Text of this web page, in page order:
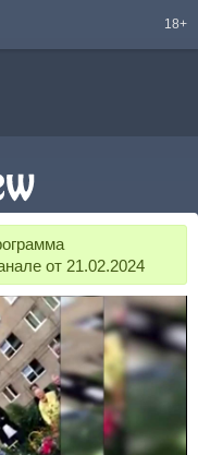
18+
от 21.02.2024